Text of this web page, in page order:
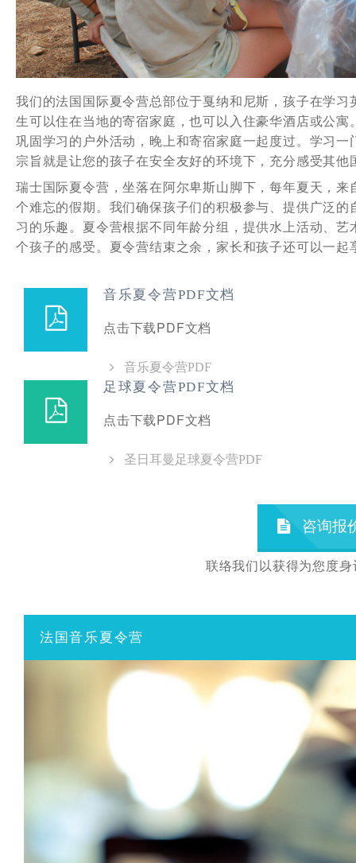
我们的法国国际夏令营总部位于戛纳和尼斯，孩子在学
生可以住在当地的寄宿家庭，也可以入住豪华酒店或公
巩固学习的户外活动，晚上和寄宿家庭一起度过。学习
宗旨就是让您的孩子在安全友好的环境下，充分感受其
瑞士国际夏令营，坐落在阿尔卑斯山脚下，每年夏天，
个难忘的假期。我们确保孩子们的积极参与、提供广泛
习的乐趣。夏令营根据不同年龄分组，提供水上活动、
个孩子的感受。夏令营结束之余，家长和孩子还可以一起
音乐夏令营PDF文档
点击下载PDF文档
音乐夏令营PDF
足球夏令营PDF文档
点击下载PDF文档
圣日耳曼足球夏令营PDF
咨询报
联络我们以获得为您度
法国音乐夏令营